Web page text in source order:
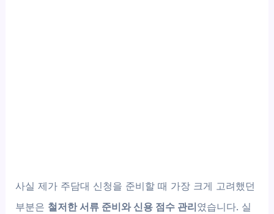
사실 제가 주담대 신청을 준비할 때 가장 크게 고려했던
부분은 철저한 서류 준비와 신용 점수 관리였습니다. 실